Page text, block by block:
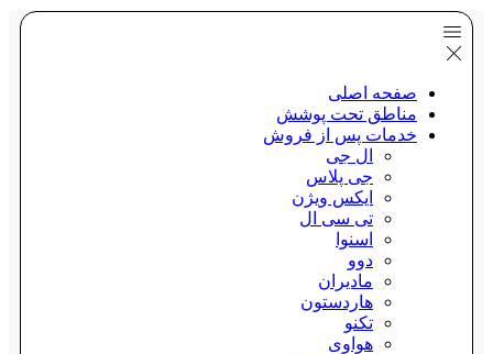
صفحه اصلی
مناطق تحت پوشش
خدمات پس از فروش
ال جی
جی پلاس
ایکس ویژن
تی سی ال
اسنوا
دوو
مادیران
هاردستون
تکنو
هواوی